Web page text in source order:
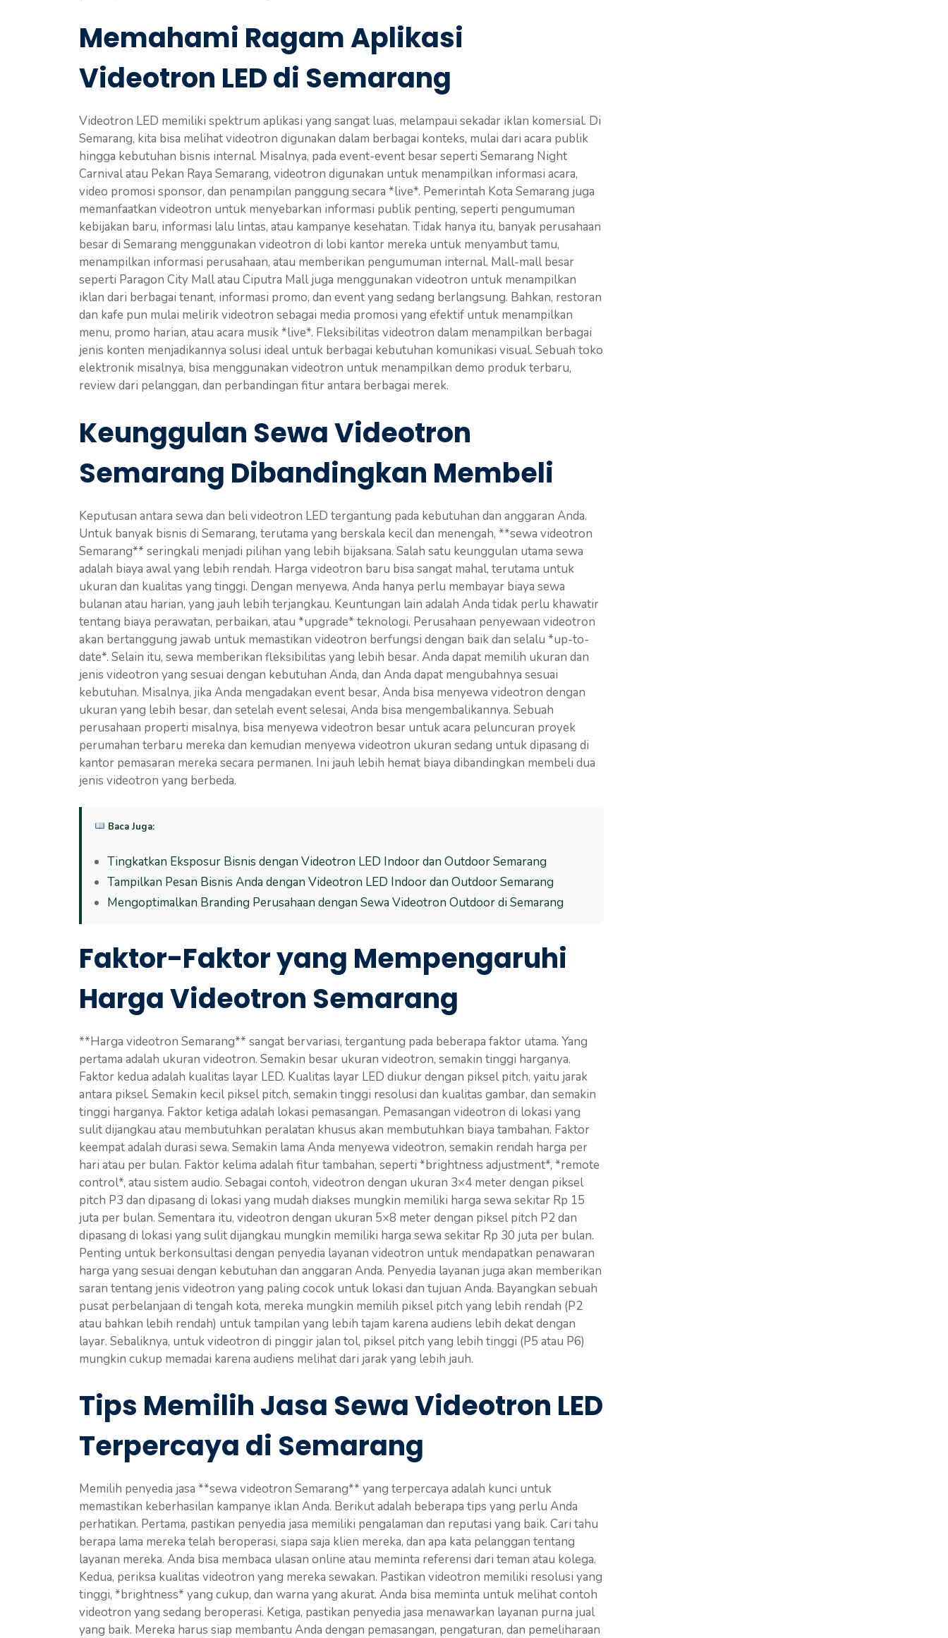
Memahami Ragam Aplikasi
Videotron LED di Semarang
Videotron LED memiliki spektrum aplikasi yang sangat luas, melampaui sekadar iklan komersial. Di
Semarang, kita bisa melihat videotron digunakan dalam berbagai konteks, mulai dari acara publik
hingga kebutuhan bisnis internal. Misalnya, pada event-event besar seperti Semarang Night
Carnival atau Pekan Raya Semarang, videotron digunakan untuk menampilkan informasi acara,
video promosi sponsor, dan penampilan panggung secara *live*. Pemerintah Kota Semarang juga
memanfaatkan videotron untuk menyebarkan informasi publik penting, seperti pengumuman
kebijakan baru, informasi lalu lintas, atau kampanye kesehatan. Tidak hanya itu, banyak perusahaan
besar di Semarang menggunakan videotron di lobi kantor mereka untuk menyambut tamu,
menampilkan informasi perusahaan, atau memberikan pengumuman internal. Mall-mall besar
seperti Paragon City Mall atau Ciputra Mall juga menggunakan videotron untuk menampilkan
iklan dari berbagai tenant, informasi promo, dan event yang sedang berlangsung. Bahkan, restoran
dan kafe pun mulai melirik videotron sebagai media promosi yang efektif untuk menampilkan
menu, promo harian, atau acara musik *live*. Fleksibilitas videotron dalam menampilkan berbagai
jenis konten menjadikannya solusi ideal untuk berbagai kebutuhan komunikasi visual. Sebuah toko
elektronik misalnya, bisa menggunakan videotron untuk menampilkan demo produk terbaru,
review dari pelanggan, dan perbandingan fitur antara berbagai merek.
Keunggulan Sewa Videotron
Semarang Dibandingkan Membeli
Keputusan antara sewa dan beli videotron LED tergantung pada kebutuhan dan anggaran Anda.
Untuk banyak bisnis di Semarang, terutama yang berskala kecil dan menengah, **sewa videotron
Semarang** seringkali menjadi pilihan yang lebih bijaksana. Salah satu keunggulan utama sewa
adalah biaya awal yang lebih rendah. Harga videotron baru bisa sangat mahal, terutama untuk
ukuran dan kualitas yang tinggi. Dengan menyewa, Anda hanya perlu membayar biaya sewa
bulanan atau harian, yang jauh lebih terjangkau. Keuntungan lain adalah Anda tidak perlu khawatir
tentang biaya perawatan, perbaikan, atau *upgrade* teknologi. Perusahaan penyewaan videotron
akan bertanggung jawab untuk memastikan videotron berfungsi dengan baik dan selalu *up-to-
date*. Selain itu, sewa memberikan fleksibilitas yang lebih besar. Anda dapat memilih ukuran dan
jenis videotron yang sesuai dengan kebutuhan Anda, dan Anda dapat mengubahnya sesuai
kebutuhan. Misalnya, jika Anda mengadakan event besar, Anda bisa menyewa videotron dengan
ukuran yang lebih besar, dan setelah event selesai, Anda bisa mengembalikannya. Sebuah
perusahaan properti misalnya, bisa menyewa videotron besar untuk acara peluncuran proyek
perumahan terbaru mereka dan kemudian menyewa videotron ukuran sedang untuk dipasang di
kantor pemasaran mereka secara permanen. Ini jauh lebih hemat biaya dibandingkan membeli dua
jenis videotron yang berbeda.
Baca Juga:
Tingkatkan Eksposur Bisnis dengan Videotron LED Indoor dan Outdoor Semarang
Tampilkan Pesan Bisnis Anda dengan Videotron LED Indoor dan Outdoor Semarang
Mengoptimalkan Branding Perusahaan dengan Sewa Videotron Outdoor di Semarang
Faktor-Faktor yang Mempengaruhi
Harga Videotron Semarang
**Harga videotron Semarang** sangat bervariasi, tergantung pada beberapa faktor utama. Yang
pertama adalah ukuran videotron. Semakin besar ukuran videotron, semakin tinggi harganya.
Faktor kedua adalah kualitas layar LED. Kualitas layar LED diukur dengan piksel pitch, yaitu jarak
antara piksel. Semakin kecil piksel pitch, semakin tinggi resolusi dan kualitas gambar, dan semakin
tinggi harganya. Faktor ketiga adalah lokasi pemasangan. Pemasangan videotron di lokasi yang
sulit dijangkau atau membutuhkan peralatan khusus akan membutuhkan biaya tambahan. Faktor
keempat adalah durasi sewa. Semakin lama Anda menyewa videotron, semakin rendah harga per
hari atau per bulan. Faktor kelima adalah fitur tambahan, seperti *brightness adjustment*, *remote
control*, atau sistem audio. Sebagai contoh, videotron dengan ukuran 3×4 meter dengan piksel
pitch P3 dan dipasang di lokasi yang mudah diakses mungkin memiliki harga sewa sekitar Rp 15
juta per bulan. Sementara itu, videotron dengan ukuran 5×8 meter dengan piksel pitch P2 dan
dipasang di lokasi yang sulit dijangkau mungkin memiliki harga sewa sekitar Rp 30 juta per bulan.
Penting untuk berkonsultasi dengan penyedia layanan videotron untuk mendapatkan penawaran
harga yang sesuai dengan kebutuhan dan anggaran Anda. Penyedia layanan juga akan memberikan
saran tentang jenis videotron yang paling cocok untuk lokasi dan tujuan Anda. Bayangkan sebuah
pusat perbelanjaan di tengah kota, mereka mungkin memilih piksel pitch yang lebih rendah (P2
atau bahkan lebih rendah) untuk tampilan yang lebih tajam karena audiens lebih dekat dengan
layar. Sebaliknya, untuk videotron di pinggir jalan tol, piksel pitch yang lebih tinggi (P5 atau P6)
mungkin cukup memadai karena audiens melihat dari jarak yang lebih jauh.
Tips Memilih Jasa Sewa Videotron LED
Terpercaya di Semarang
Memilih penyedia jasa **sewa videotron Semarang** yang terpercaya adalah kunci untuk
memastikan keberhasilan kampanye iklan Anda. Berikut adalah beberapa tips yang perlu Anda
perhatikan. Pertama, pastikan penyedia jasa memiliki pengalaman dan reputasi yang baik. Cari tahu
berapa lama mereka telah beroperasi, siapa saja klien mereka, dan apa kata pelanggan tentang
layanan mereka. Anda bisa membaca ulasan online atau meminta referensi dari teman atau kolega.
Kedua, periksa kualitas videotron yang mereka sewakan. Pastikan videotron memiliki resolusi yang
tinggi, *brightness* yang cukup, dan warna yang akurat. Anda bisa meminta untuk melihat contoh
videotron yang sedang beroperasi. Ketiga, pastikan penyedia jasa menawarkan layanan purna jual
yang baik. Mereka harus siap membantu Anda dengan pemasangan, pengaturan, dan pemeliharaan